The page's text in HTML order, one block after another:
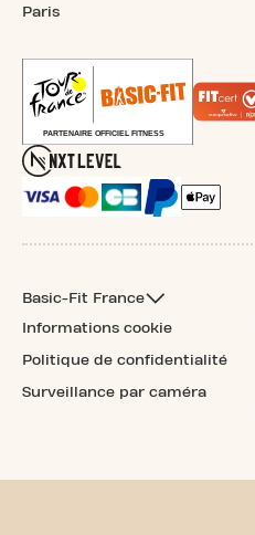
Paris
Basic-Fit France
Informations cookie
Politique de confidentialité
Surveillance par caméra